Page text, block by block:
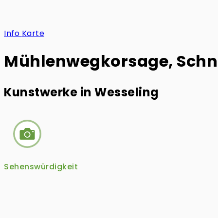
Info Karte
Mühlenwegkorsage,
Kunstwerke in Wesseling
Sehenswürdigkeit